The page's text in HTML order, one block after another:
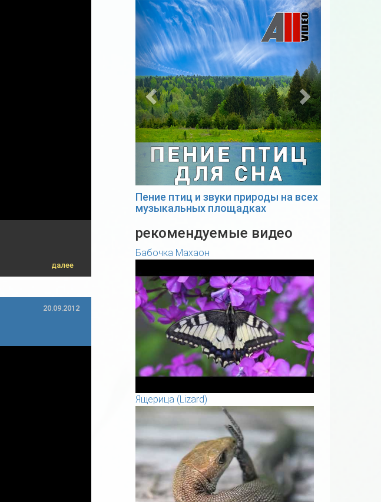
далее
20.09.2012
Previous Next
Пение птиц и звуки природы на всех
музыкальных площадках
рекомендуемые видео
Бабочка Махаон
Ящерица (Lizard)